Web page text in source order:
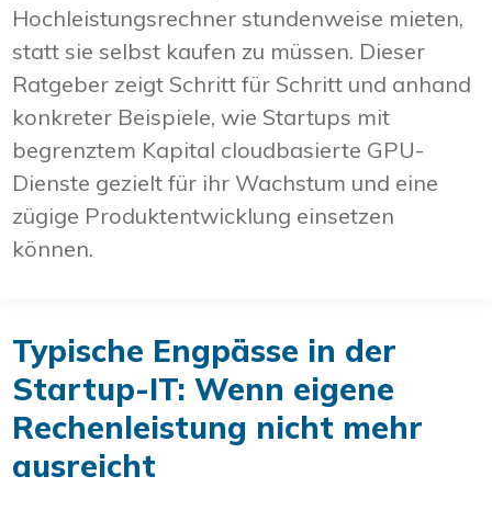
Hochleistungsrechner stundenweise mieten,
statt sie selbst kaufen zu müssen. Dieser
Ratgeber zeigt Schritt für Schritt und anhand
konkreter Beispiele, wie Startups mit
begrenztem Kapital cloudbasierte GPU-
Dienste gezielt für ihr Wachstum und eine
zügige Produktentwicklung einsetzen
können.
Typische Engpässe in der
Startup-IT: Wenn eigene
Rechenleistung nicht mehr
ausreicht